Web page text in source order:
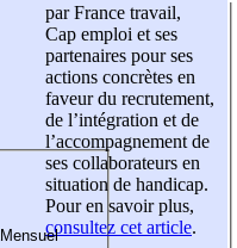
par France travail,
Cap emploi et ses
partenaires pour ses
actions concrètes en
faveur du recrutement,
de l’intégration et de
l’accompagnement de
ses collaborateurs en
situation de handicap.
Pour en savoir plus,
consultez cet article.